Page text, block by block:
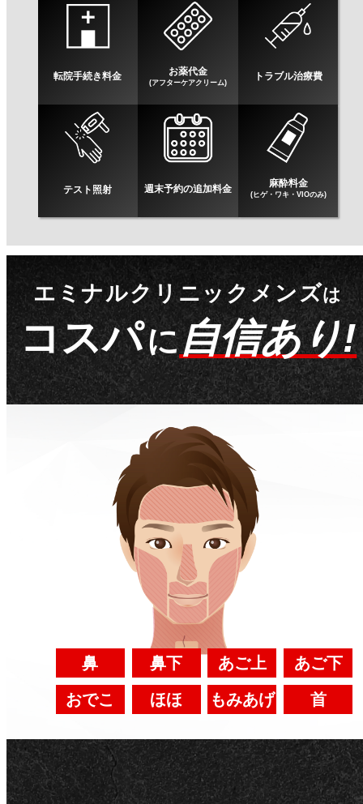
転院手続き料金 お薬代金
(アフターケアクリーム)
トラブル治療費
テスト照射 週末予約の追加料金 麻酔料金
(ヒゲ・ワキ・VIOのみ)
エミナルクリニックメンズは
コスパに自信あり!
鼻 鼻下 あご上 あご下
おでこ ほほ もみあげ 首